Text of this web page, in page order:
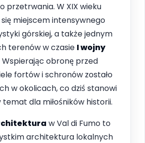
przetrwania. W XIX wieku
się miejscem intensywnego
górskiej, a także jednym
terenów w czasie I wojny
Wspierając obronę przed
fortów i schronów zostało
w okolicach, co dziś stanowi
dla miłośników historii.
w Val di Fumo to
architektura lokalnych